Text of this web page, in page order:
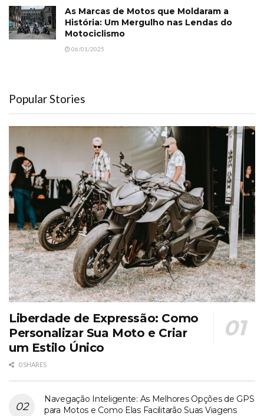
As Marcas de Motos que Moldaram a
História: Um Mergulho nas Lendas do
Motociclismo
06/01/2025
Popular Stories
Liberdade de Expressão: Como
Personalizar Sua Moto e Criar
um Estilo Único
0 SHARES
Navegação Inteligente: As Melhores Opções de GPS
para Motos e Como Elas Facilitarão Suas Viagens